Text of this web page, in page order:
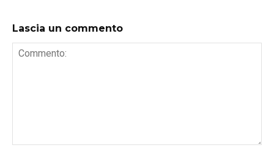
Lascia un commento